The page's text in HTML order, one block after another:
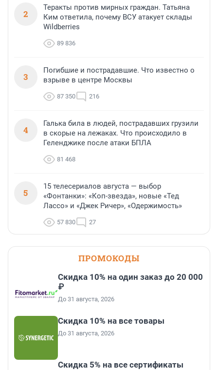
2
Теракты против мирных граждан. Татьяна
Ким ответила, почему ВСУ атакует склады
Wildberries
89 836
3
Погибшие и пострадавшие. Что известно о
взрыве в центре Москвы
87 350 216
4
Галька била в людей, пострадавших грузили
в скорые на лежаках. Что происходило в
Геленджике после атаки БПЛА
81 468
5
15 телесериалов августа — выбор
«Фонтанки»: «Коп-звезда», новые «Тед
Лассо» и «Джек Ричер», «Одержимость»
57 830 27
ПРОМОКОДЫ
Скидка 10% на один заказ до 20 000
₽
До 31 августа, 2026
Скидка 10% на все товары
До 31 августа, 2026
Скидка 5% на все сертификаты